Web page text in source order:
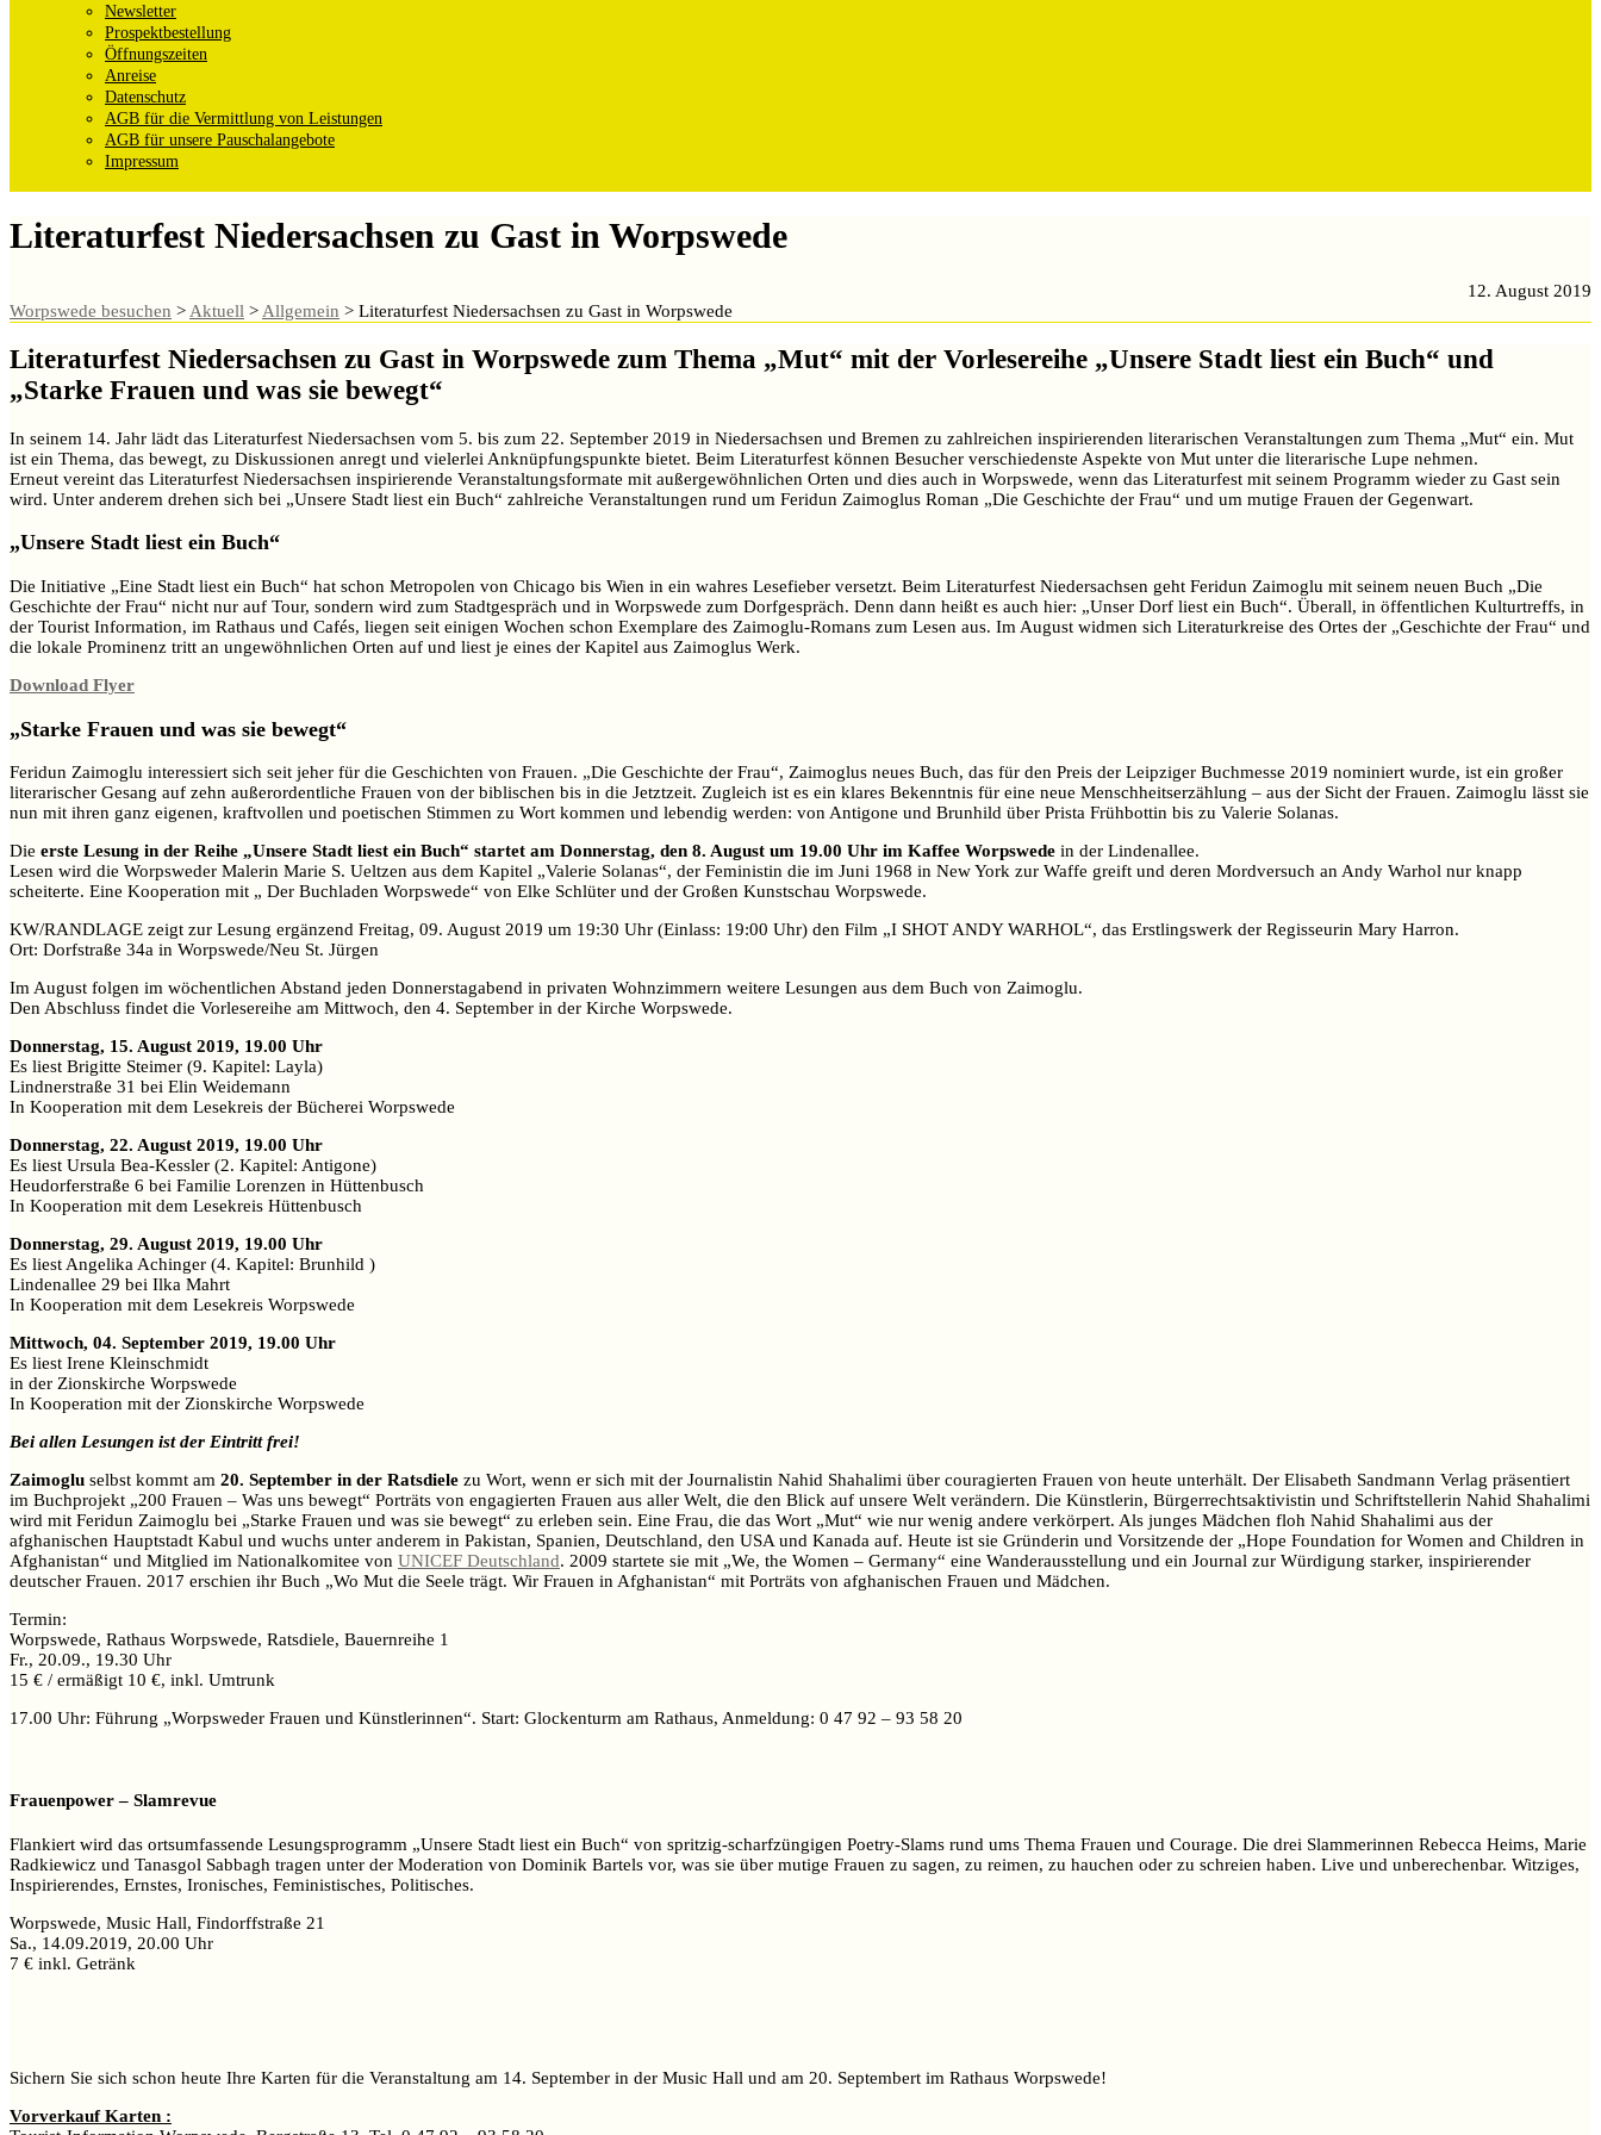
Newsletter
Prospektbestellung
Öffnungszeiten
Anreise
Datenschutz
AGB für die Vermittlung von Leistungen
AGB für unsere Pauschalangebote
Impressum
Literaturfest Niedersachsen zu Gast in Worpswede
12. August 2019
Worpswede besuchen > Aktuell > Allgemein > Literaturfest Niedersachsen zu Gast in Worpswede
Literaturfest Niedersachsen zu Gast in Worpswede zum Thema „Mut“ mit der Vorlesereihe „Unsere Stadt liest ein Buch“ und
„Starke Frauen und was sie bewegt“
In seinem 14. Jahr lädt das Literaturfest Niedersachsen vom 5. bis zum 22. September 2019 in Niedersachsen und Bremen zu zahlreichen inspirierenden literarischen Veranstaltungen zum Thema „Mut“ ein. Mut
ist ein Thema, das bewegt, zu Diskussionen anregt und vielerlei Anknüpfungspunkte bietet. Beim Literaturfest können Besucher verschiedenste Aspekte von Mut unter die literarische Lupe nehmen.
Erneut vereint das Literaturfest Niedersachsen inspirierende Veranstaltungsformate mit außergewöhnlichen Orten und dies auch in Worpswede, wenn das Literaturfest mit seinem Programm wieder zu Gast sein
wird. Unter anderem drehen sich bei „Unsere Stadt liest ein Buch“ zahlreiche Veranstaltungen rund um Feridun Zaimoglus Roman „Die Geschichte der Frau“ und um mutige Frauen der Gegenwart.
„Unsere Stadt liest ein Buch“
Die Initiative „Eine Stadt liest ein Buch“ hat schon Metropolen von Chicago bis Wien in ein wahres Lesefieber versetzt. Beim Literaturfest Niedersachsen geht Feridun Zaimoglu mit seinem neuen Buch „Die
Geschichte der Frau“ nicht nur auf Tour, sondern wird zum Stadtgespräch und in Worpswede zum Dorfgespräch. Denn dann heißt es auch hier: „Unser Dorf liest ein Buch“. Überall, in öffentlichen Kulturtreffs, in
der Tourist Information, im Rathaus und Cafés, liegen seit einigen Wochen schon Exemplare des Zaimoglu-Romans zum Lesen aus. Im August widmen sich Literaturkreise des Ortes der „Geschichte der Frau“ und
die lokale Prominenz tritt an ungewöhnlichen Orten auf und liest je eines der Kapitel aus Zaimoglus Werk.
Download Flyer
„Starke Frauen und was sie bewegt“
Feridun Zaimoglu interessiert sich seit jeher für die Geschichten von Frauen. „Die Geschichte der Frau“, Zaimoglus neues Buch, das für den Preis der Leipziger Buchmesse 2019 nominiert wurde, ist ein großer
literarischer Gesang auf zehn außerordentliche Frauen von der biblischen bis in die Jetztzeit. Zugleich ist es ein klares Bekenntnis für eine neue Menschheitserzählung – aus der Sicht der Frauen. Zaimoglu lässt sie
nun mit ihren ganz eigenen, kraftvollen und poetischen Stimmen zu Wort kommen und lebendig werden: von Antigone und Brunhild über Prista Frühbottin bis zu Valerie Solanas.
Die erste Lesung in der Reihe „Unsere Stadt liest ein Buch“ startet am Donnerstag, den 8. August um 19.00 Uhr im Kaffee Worpswede in der Lindenallee.
Lesen wird die Worpsweder Malerin Marie S. Ueltzen aus dem Kapitel „Valerie Solanas“, der Feministin die im Juni 1968 in New York zur Waffe greift und deren Mordversuch an Andy Warhol nur knapp
scheiterte. Eine Kooperation mit „ Der Buchladen Worpswede“ von Elke Schlüter und der Großen Kunstschau Worpswede.
KW/RANDLAGE zeigt zur Lesung ergänzend Freitag, 09. August 2019 um 19:30 Uhr (Einlass: 19:00 Uhr) den Film „I SHOT ANDY WARHOL“, das Erstlingswerk der Regisseurin Mary Harron.
Ort: Dorfstraße 34a in Worpswede/Neu St. Jürgen
Im August folgen im wöchentlichen Abstand jeden Donnerstagabend in privaten Wohnzimmern weitere Lesungen aus dem Buch von Zaimoglu.
Den Abschluss findet die Vorlesereihe am Mittwoch, den 4. September in der Kirche Worpswede.
Donnerstag, 15. August 2019, 19.00 Uhr
Es liest Brigitte Steimer (9. Kapitel: Layla)
Lindnerstraße 31 bei Elin Weidemann
In Kooperation mit dem Lesekreis der Bücherei Worpswede
Donnerstag, 22. August 2019, 19.00 Uhr
Es liest Ursula Bea-Kessler (2. Kapitel: Antigone)
Heudorferstraße 6 bei Familie Lorenzen in Hüttenbusch
In Kooperation mit dem Lesekreis Hüttenbusch
Donnerstag, 29. August 2019, 19.00 Uhr
Es liest Angelika Achinger (4. Kapitel: Brunhild )
Lindenallee 29 bei Ilka Mahrt
In Kooperation mit dem Lesekreis Worpswede
Mittwoch, 04. September 2019, 19.00 Uhr
Es liest Irene Kleinschmidt
in der Zionskirche Worpswede
In Kooperation mit der Zionskirche Worpswede
Bei allen Lesungen ist der Eintritt frei!
Zaimoglu selbst kommt am 20. September in der Ratsdiele zu Wort, wenn er sich mit der Journalistin Nahid Shahalimi über couragierten Frauen von heute unterhält. Der Elisabeth Sandmann Verlag präsentiert
im Buchprojekt „200 Frauen – Was uns bewegt“ Porträts von engagierten Frauen aus aller Welt, die den Blick auf unsere Welt verändern. Die Künstlerin, Bürgerrechtsaktivistin und Schriftstellerin Nahid Shahalimi
wird mit Feridun Zaimoglu bei „Starke Frauen und was sie bewegt“ zu erleben sein. Eine Frau, die das Wort „Mut“ wie nur wenig andere verkörpert. Als junges Mädchen floh Nahid Shahalimi aus der
afghanischen Hauptstadt Kabul und wuchs unter anderem in Pakistan, Spanien, Deutschland, den USA und Kanada auf. Heute ist sie Gründerin und Vorsitzende der „Hope Foundation for Women and Children in
Afghanistan“ und Mitglied im Nationalkomitee von UNICEF Deutschland. 2009 startete sie mit „We, the Women – Germany“ eine Wanderausstellung und ein Journal zur Würdigung starker, inspirierender
deutscher Frauen. 2017 erschien ihr Buch „Wo Mut die Seele trägt. Wir Frauen in Afghanistan“ mit Porträts von afghanischen Frauen und Mädchen.
Termin:
Worpswede, Rathaus Worpswede, Ratsdiele, Bauernreihe 1
Fr., 20.09., 19.30 Uhr
15 € / ermäßigt 10 €, inkl. Umtrunk
17.00 Uhr: Führung „Worpsweder Frauen und Künstlerinnen“. Start: Glockenturm am Rathaus, Anmeldung: 0 47 92 – 93 58 20
Frauenpower – Slamrevue
Flankiert wird das ortsumfassende Lesungsprogramm „Unsere Stadt liest ein Buch“ von spritzig-scharfzüngigen Poetry-Slams rund ums Thema Frauen und Courage. Die drei Slammerinnen Rebecca Heims, Marie
Radkiewicz und Tanasgol Sabbagh tragen unter der Moderation von Dominik Bartels vor, was sie über mutige Frauen zu sagen, zu reimen, zu hauchen oder zu schreien haben. Live und unberechenbar. Witziges,
Inspirierendes, Ernstes, Ironisches, Feministisches, Politisches.
Worpswede, Music Hall, Findorffstraße 21
Sa., 14.09.2019, 20.00 Uhr
7 € inkl. Getränk
Sichern Sie sich schon heute Ihre Karten für die Veranstaltung am 14. September in der Music Hall und am 20. Septembert im Rathaus Worpswede!
Vorverkauf Karten :